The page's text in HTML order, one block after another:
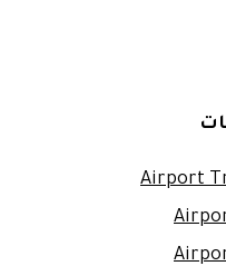
Airport